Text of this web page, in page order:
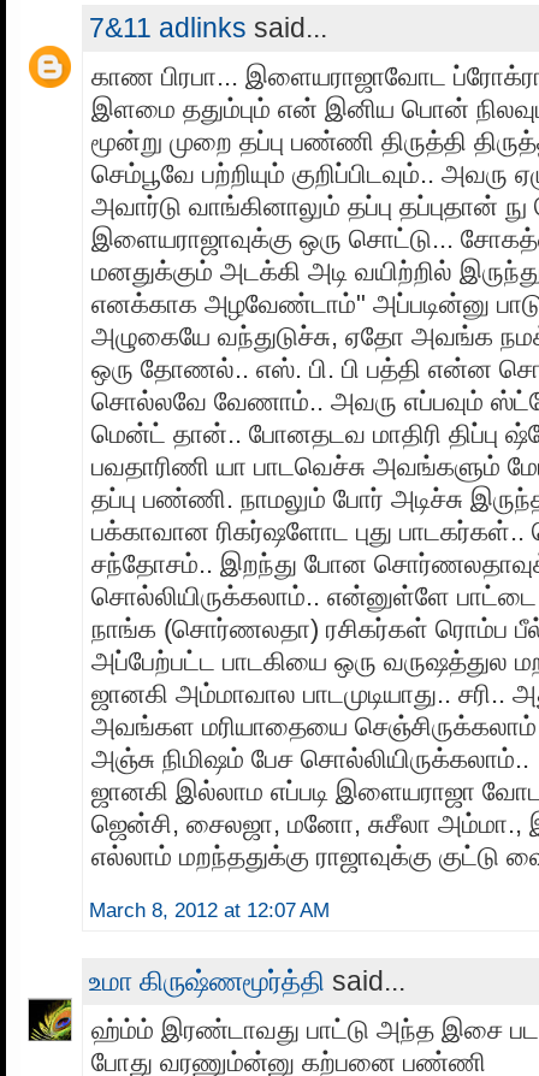
7&11 adlinks said...
காண பிரபா... இளையராஜாவோட
இளமை ததும்பும் என் இனிய பொன்
மூன்று முறை தப்பு பண்ணி திருத்தி
செம்பூவே பற்றியும் குறிப்பிடவும்.. அவரு
அவார்டு வாங்கினாலும் தப்பு தப்புதான்
இளையராஜாவுக்கு ஒரு சொட்டு...
மனதுக்கும் அடக்கி அடி வயிற்றில்
எனக்காக அழவேண்டாம்" அப்படின்னு
அழுகையே வந்துடுச்சு, ஏதோ அவங்க
ஒரு தோணல்.. எஸ். பி. பி பத்தி என்ன
சொல்லவே வேணாம்.. அவரு எப்பவும்
மென்ட் தான்.. போனதடவ மாதிரி திப்பு
பவதாரிணி யா பாடவெச்சு அவங்களும்
தப்பு பண்ணி. நாமலும் போர் அடிச்சு
பக்காவான ரிகர்ஷளோட புது
சந்தோசம்.. இறந்து போன
சொல்லியிருக்கலாம்.. என்னுள்ளே
நாங்க (சொர்ணலதா) ரசிகர்கள் ரொம்ப
அப்பேற்பட்ட பாடகியை ஒரு வருஷத்துல
ஜானகி அம்மாவால பாடமுடியாது.. சரி..
அவங்கள மரியாதையை செஞ்சிருக்கலாம்..
அஞ்சு நிமிஷம் பேச சொல்லியிருக்கலாம்..
ஜானகி இல்லாம எப்படி இளையராஜா
ஜென்சி, சைலஜா, மனோ, சுசீலா
எல்லாம் மறந்ததுக்கு ராஜாவுக்கு குட்டு
March 8, 2012 at 12:07 AM
உமா கிருஷ்ணமூர்த்தி said...
ஹ்ம்ம் இரண்டாவது பாட்டு அந்த இசை
போது வரணும்ன்னு கற்பனை பண்ணி